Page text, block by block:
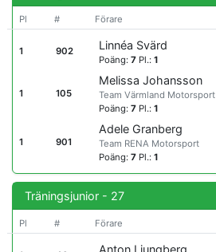
Pl # Förare
1 902 Linnéa Svärd
Poäng:7 Pl.:1
1 105
Melissa Johansson
Team Värmland Motorsport
Poäng:7 Pl.:1
1 901
Adele Granberg
Team RENA Motorsport
Poäng:7 Pl.:1
Träningsjunior - 27
Pl # Förare
Anton Ljungberg